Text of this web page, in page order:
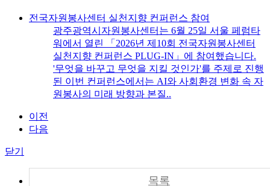
전국자원봉사센터 실천지향 컨퍼런스 참여
광주광역시자원봉사센터는 6월 25일 서울 페럼타
워에서 열린 「2026년 제10회 전국자원봉사센터
실천지향 컨퍼런스 PLUG-IN」에 참여했습니다.
'무엇을 바꾸고 무엇을 지킬 것인가'를 주제로 진행
된 이번 컨퍼런스에서는 AI와 사회환경 변화 속 자
원봉사의 미래 방향과 본질..
이전
다음
닫기
목록